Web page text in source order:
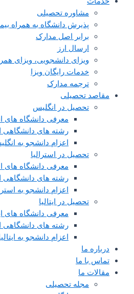
مشاوره تحصیلی
پذیرش دانشگاه به همراه
برابر اصل مدارک
ارسال ارز
ویزای دانشجویی، ویزای
خدمات رایگان ویزا
ترجمه مدارک
مقاصد تحصیلی
تحصیل در انگلیس
معرفی دانشگاه های
رشته های دانشگاهی
اعزام دانشجو به
تحصیل در استرالیا
معرفی دانشگاه های
رشته های دانشگاهی
اعزام دانشجو به
تحصیل در ایتالیا
معرفی دانشگاه های
رشته های دانشگاهی
اعزام دانشجو به
درباره ما
تماس با ما
مقالات ما
مجله تحصیلی